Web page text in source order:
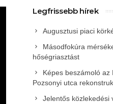
Legfrissebb hírek
Augusztusi piaci
Másodfokúra
hőségriasztást
Képes beszámoló az
Pozsonyi utca
Jelentős közlekedési